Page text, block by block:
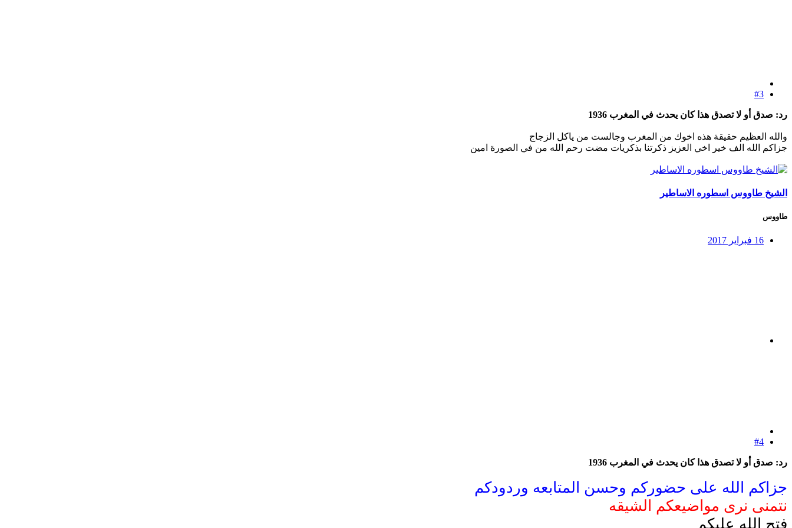
#3
رد: صدق أو لا تصدق هذا كان يحدث في المغرب 1936
والله العظيم حقيقة هذه اخوك من المغرب وجالست من ياكل الزجاج
جزاكم الله الف خير اخي العزيز ذكرتنا بذكريات مضت رحم الله من في الصورة امين
الشيخ طاووس اسطوره الاساطير
طاووس
16 فبراير 2017
#4
رد: صدق أو لا تصدق هذا كان يحدث في المغرب 1936
جزاكم الله على حضوركم وحسن المتابعه وردودكم
نتمنى نرى مواضيعكم الشيقه
فتح الله عليكم